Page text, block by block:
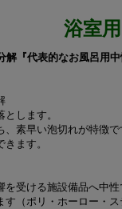
浴室
解『代表的なお風呂用
します。
素早い泡切れが特徴で
ます。
受ける施設備品へ中性
（ポリ・ホーロー・ス